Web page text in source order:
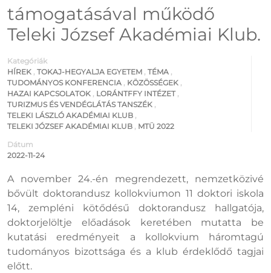
támogatásával működő
Teleki József Akadémiai Klub.
Kategóriák
HÍREK , TOKAJ-HEGYALJA EGYETEM , TÉMA ,
TUDOMÁNYOS KONFERENCIA , KÖZÖSSÉGEK ,
HAZAI KAPCSOLATOK , LORÁNTFFY INTÉZET,
TURIZMUS ÉS VENDÉGLÁTÁS TANSZÉK ,
TELEKI LÁSZLÓ AKADÉMIAI KLUB ,
TELEKI JÓZSEF AKADÉMIAI KLUB , MTÜ 2022
Dátum
2022-11-24
A november 24.-én megrendezett, nemzetközivé
bővült doktorandusz kollokviumon 11 doktori iskola
14, zempléni kötődésű doktorandusz hallgatója,
doktorjelöltje előadások keretében mutatta be
kutatási eredményeit a kollokvium háromtagú
tudományos bizottsága és a klub érdeklődő tagjai
előtt.